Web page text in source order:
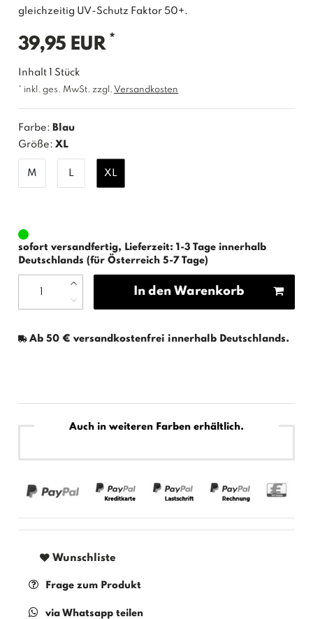
gleichzeitig UV-Schutz Faktor 50+.
39,95 EUR *
Inhalt1Stück
* inkl. ges. MwSt. zzgl. Versandkosten
Farbe: Blau
Größe: XL
M L XL
sofort versandfertig, Lieferzeit: 1-3 Tage innerhalb
Deutschlands (für Österreich 5-7 Tage)
In den Warenkorb
Ab 50 € versandkostenfrei innerhalb Deutschlands.
Auch in weiteren Farben erhältlich.
Wunschliste
Frage zum Produkt
via Whatsapp teilen